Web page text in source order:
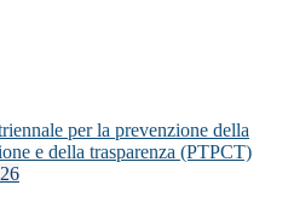
per la prevenzione della
e della trasparenza (PTPCT)
26